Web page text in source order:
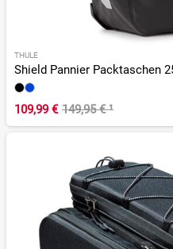
THULE
Shield Pannier Packtaschen
109,99 € 149,95 €¹